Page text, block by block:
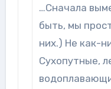
…Сначала
быть, мы
них.) Не как-
Сухопутные,